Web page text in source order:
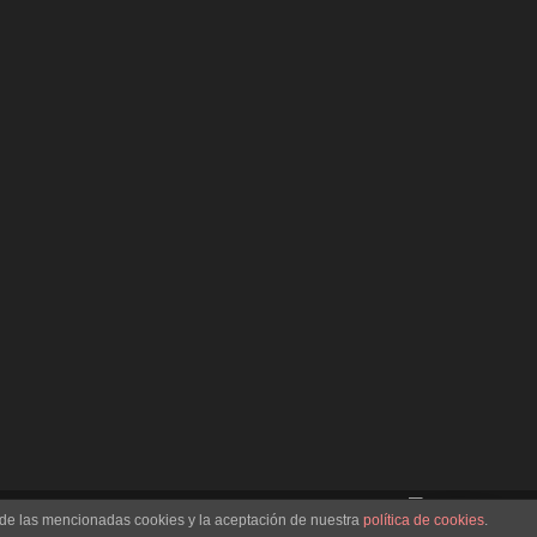
las mencionadas cookies y la aceptación de nuestra política de cookies.